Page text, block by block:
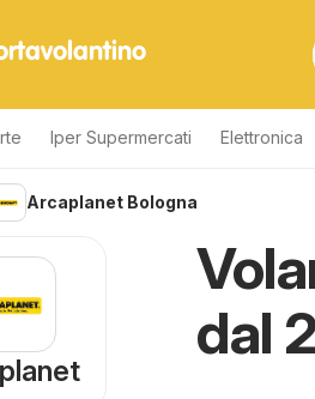
Iper Supermercati Elettronica
Arcaplanet Bologna
dal